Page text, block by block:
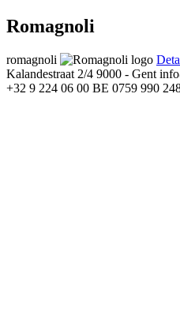
Romagnoli
romagnoli
Kalandestraat 2/4 9000 - Gent
+32 9 224 06 00 BE 0759 990